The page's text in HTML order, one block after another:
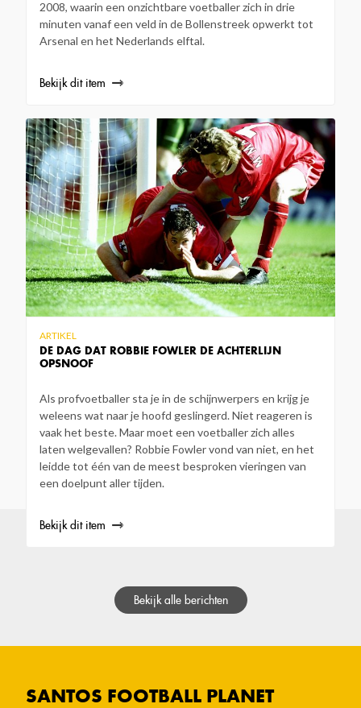
2008, waarin een onzichtbare voetballer zich in drie
minuten vanaf een veld in de Bollenstreek opwerkt tot
Arsenal en het Nederlands elftal.
Bekijk dit item
DE DAG DAT ROBBIE FOWLER DE ACHTERLIJN
OPSNOOF
ARTIKEL
Als profvoetballer sta je in de schijnwerpers en krijg je
weleens wat naar je hoofd geslingerd. Niet reageren is
vaak het beste. Maar moet een voetballer zich alles
laten welgevallen? Robbie Fowler vond van niet, en het
leidde tot één van de meest besproken vieringen van
een doelpunt aller tijden.
Bekijk dit item
Bekijk alle berichten
SANTOS FOOTBALL PLANET